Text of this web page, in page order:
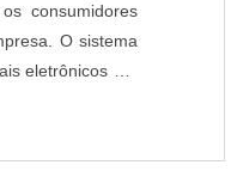
consumidores
O sistema
eletrônicos e a
com os
à empresa
de PCIs de